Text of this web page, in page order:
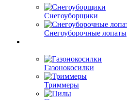
Снегоуборщики
Снегоуборочные лопаты
Газонокосилки
Триммеры